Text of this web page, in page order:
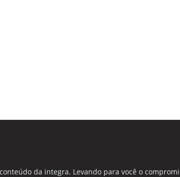
da integra. Levando para você o